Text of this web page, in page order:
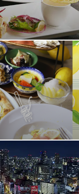
楽しめるコースをご
ロマンチックなひと
メインにしたフルコ
インやカクテルとと
さい。
STARDUST）
ースト39Ｆ
スも便利な立地にご
カフェメニューが充
立ち寄りいただけま
所”をコンセプトにし